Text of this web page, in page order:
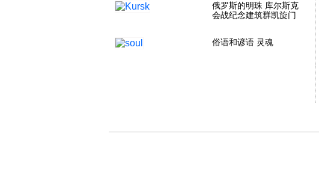
俄罗斯的明珠 库尔斯克
会战纪念建筑群凯旋门
俗语和谚语 灵魂